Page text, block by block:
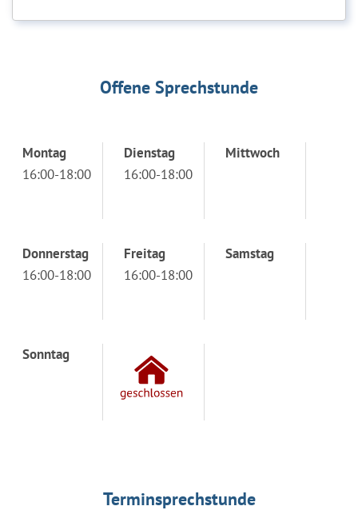
Offene Sprechstunde
Montag
16:00-18:00
Dienstag
16:00-18:00
Mittwoch
Donnerstag
16:00-18:00
Freitag
16:00-18:00
Samstag
Sonntag
Terminsprechstunde